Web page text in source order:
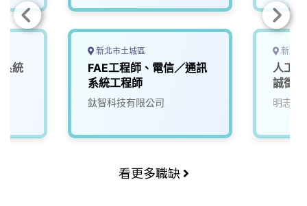
統
新北市土城區
FAE工程師、電信／通訊
系統工程師
鈦智科技有限公司
新北
人工
誠徵
明志科
看更多職缺